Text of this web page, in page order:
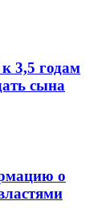
3,5 годам
сына
о